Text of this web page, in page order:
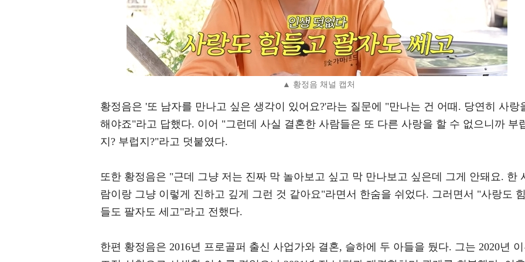
▲ 황정음 채널 캡처
황정음은 '또 남자를 만나고 싶은 생각이 있어요?'라는 질문에 "만나는 건 어때. 당연히 사랑
해야죠"라고 답했다. 이어 "그런데 사실 결혼한 사람들은 또 다른 사랑을 할 수 없으니까 부
지? 부럽지?"라고 덧붙였다.
또한 황정음은 "근데 그냥 저는 진짜 막 놀아보고 싶고 막 만나보고 싶은데 그게 안돼요. 한
람이랑 그냥 이렇게 진하고 깊게 그런 것 같아요"라면서 한숨을 쉬었다. 그러면서 "사랑도 힘
들도 팔자도 세고"라고 전했다.
한편 황정음은 2016년 프로골퍼 출신 사업가와 결혼, 슬하에 두 아들을 뒀다. 그는 2020년